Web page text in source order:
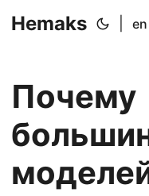
Hemaks en
Почему